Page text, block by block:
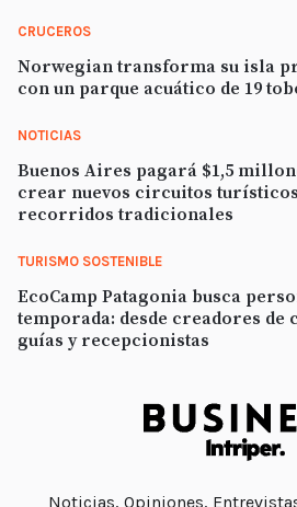
Noticias, Opiniones,
CRUCEROS
Norwegian transforma su isla
con un parque acuático de 19
NOTICIAS
Buenos Aires pagará $1,5
crear nuevos circuitos
recorridos tradicionales
TURISMO SOSTENIBLE
EcoCamp Patagonia busca
temporada: desde creadores de
guías y recepcionistas